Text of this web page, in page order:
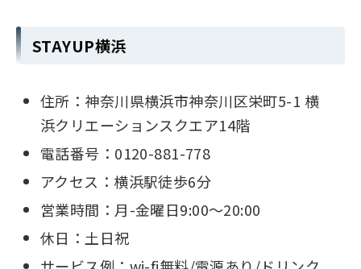
STAYUP横浜
住所：神奈川県横浜市神奈川区栄町5-1 横
浜クリエーションスクエア14階
電話番号：0120-881-778
アクセス：横浜駅徒歩6分
営業時間：月-金曜日9:00〜20:00
休日：土日祝